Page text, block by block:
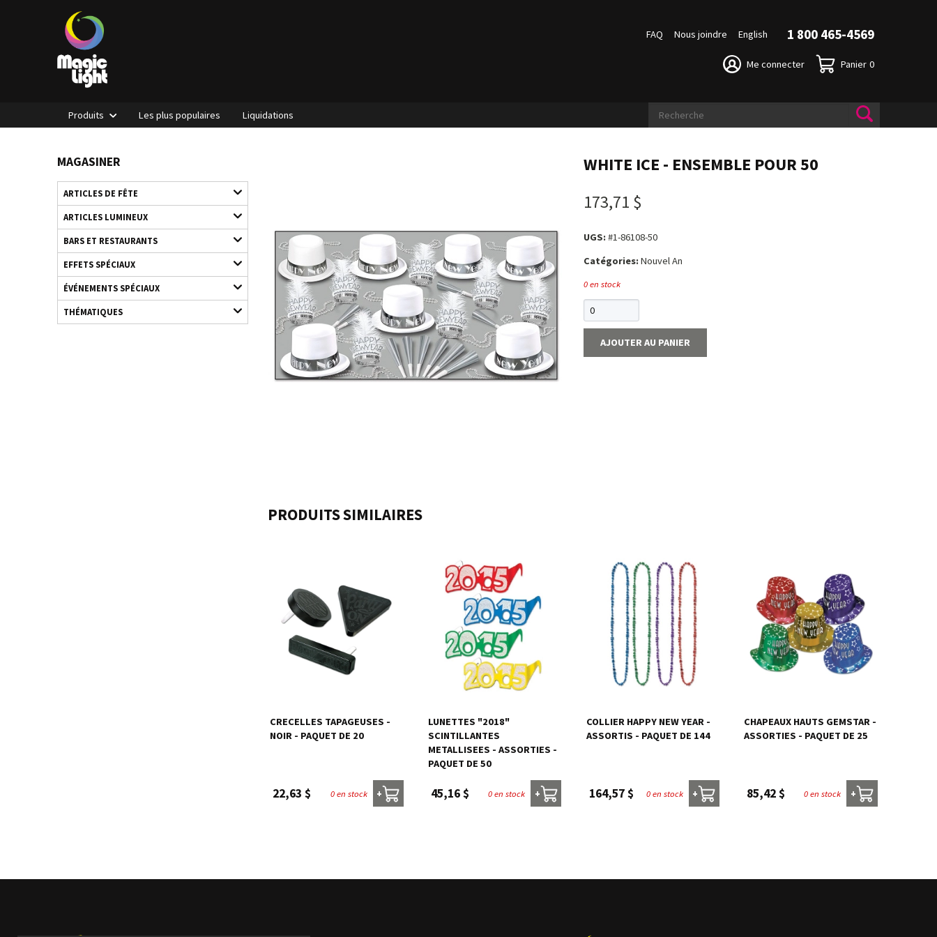
FAQ Nous joindre English 1 800 465-4569
Me connecter Panier 0
Produits Les plus populaires Liquidations
MAGASINER
ARTICLES DE FÊTE
ARTICLES LUMINEUX
BARS ET RESTAURANTS
EFFETS SPÉCIAUX
ÉVÉNEMENTS SPÉCIAUX
THÉMATIQUES
WHITE ICE - ENSEMBLE POUR 50
173,71 $
UGS:#1-86108-50
Catégories:Nouvel An
0 en stock
AJOUTER AU PANIER
PRODUITS SIMILAIRES
CRECELLES TAPAGEUSES -
NOIR - PAQUET DE 20
22,63 $ 0 en stock +
LUNETTES "2018"
SCINTILLANTES
METALLISEES - ASSORTIES -
PAQUET DE 50
45,16 $ 0 en stock +
COLLIER HAPPY NEW YEAR -
ASSORTIS - PAQUET DE 144
164,57 $ 0 en stock +
CHAPEAUX HAUTS GEMSTAR -
ASSORTIES - PAQUET DE 25
85,42 $ 0 en stock +